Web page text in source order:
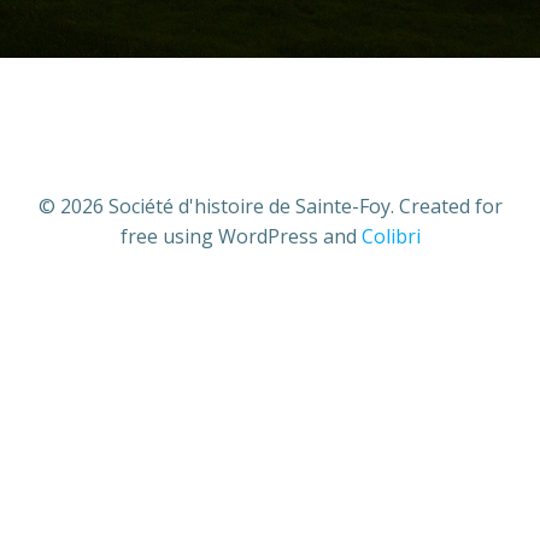
© 2026 Société d'histoire de Sainte-Foy. Created for
free using WordPress and Colibri